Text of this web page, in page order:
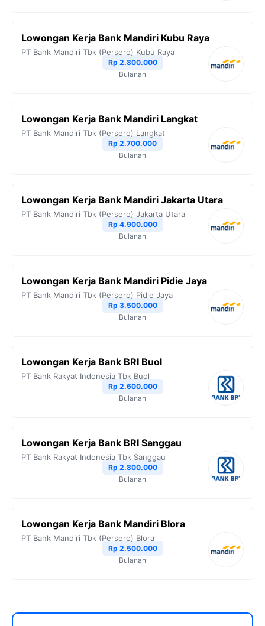
Lowongan Kerja Bank Mandiri Kubu Raya
PT Bank Mandiri Tbk (Persero) Kubu Raya
Rp 2.800.000
Bulanan
Lowongan Kerja Bank Mandiri Langkat
PT Bank Mandiri Tbk (Persero) Langkat
Rp 2.700.000
Bulanan
Lowongan Kerja Bank Mandiri Jakarta Utara
PT Bank Mandiri Tbk (Persero) Jakarta Utara
Rp 4.900.000
Bulanan
Lowongan Kerja Bank Mandiri Pidie Jaya
PT Bank Mandiri Tbk (Persero) Pidie Jaya
Rp 3.500.000
Bulanan
Lowongan Kerja Bank BRI Buol
PT Bank Rakyat Indonesia Tbk Buol
Rp 2.600.000
Bulanan
Lowongan Kerja Bank BRI Sanggau
PT Bank Rakyat Indonesia Tbk Sanggau
Rp 2.800.000
Bulanan
Lowongan Kerja Bank Mandiri Blora
PT Bank Mandiri Tbk (Persero) Blora
Rp 2.500.000
Bulanan